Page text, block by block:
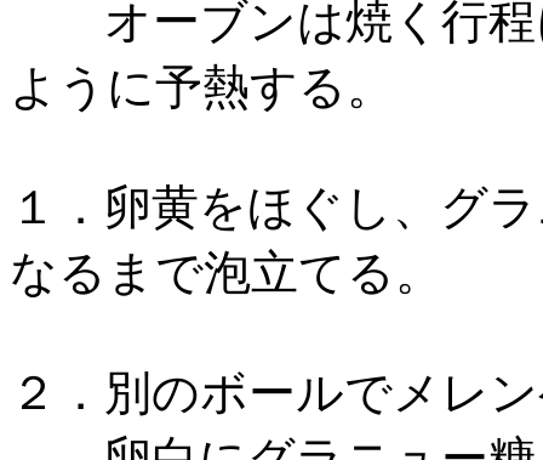
オーブンは焼く行程
ように予熱する。
１．卵黄をほぐし、グ
なるまで泡立てる。
２．別のボールでメレ